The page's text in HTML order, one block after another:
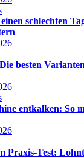
schlechten
besten
entkalken: So
Praxis-Test: